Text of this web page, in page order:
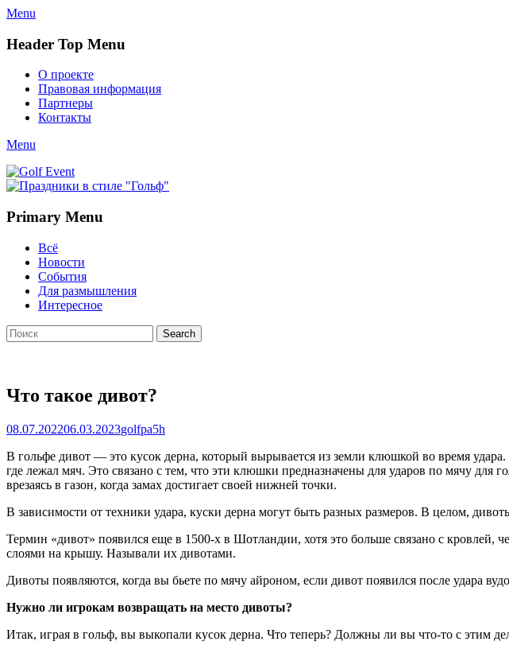
Menu
Header Top Menu
Skip
content
О проекте
Правовая информация
Партнеры
Контакты
Twitter
Email
YouTube
Website
Link
Menu
Golf Event
СМИ о гольфе, гольф-события, новости гольфа. Russian golf media
Primary Menu
Skip
content
Всё
Новости
События
Для размышления
Интересное
Search
Search
for:
Что такое дивот?
Posted
08.07.202206.03.2023Author
golfpa5h
В гольфе дивот — это кусок дерна, который вырывается из земли клюшкой во время
где лежал мяч. Это связано с тем, что эти клюшки предназначены для ударов по мячу для
врезаясь в газон, когда замах достигает своей нижней точки.
В зависимости от техники удара, куски дерна могут быть разных размеров. В целом,
Термин «дивот» появился еще в 1500-х в Шотландии, хотя это больше связано с
слоями на крышу. Называли их дивотами.
Дивоты появляются, когда вы бьете по мячу айроном, если дивот появился после удара
Нужно ли игрокам возвращать на место дивоты?
Итак, играя в гольф, вы выкопали кусок дерна. Что теперь? Должны ли вы что-то с этим